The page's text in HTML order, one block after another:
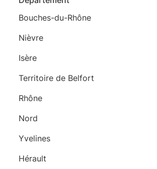
Bouches-du-Rhône
Nièvre
Isère
Territoire de Belfort
Rhône
Nord
Yvelines
Hérault